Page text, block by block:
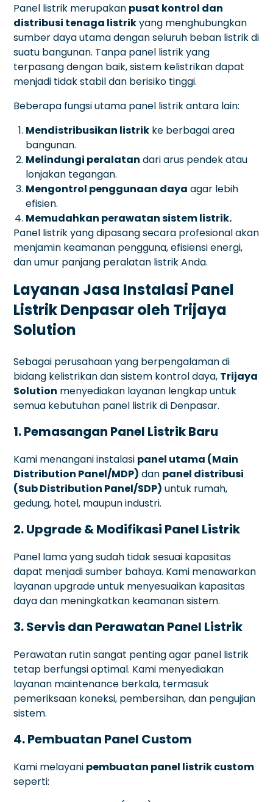
Panel listrik merupakan pusat kontrol dan
distribusi tenaga listrikyang menghubungkan
sumber daya utama dengan seluruh beban listrik di
suatu bangunan. Tanpa panel listrik yang
terpasang dengan baik, sistem kelistrikan dapat
menjadi tidak stabil dan berisiko tinggi.
Beberapa fungsi utama panel listrik antara lain:
Mendistribusikan listrik ke berbagai area
bangunan.
Melindungi peralatan dari arus pendek atau
lonjakan tegangan.
Mengontrol penggunaan daya agar lebih
efisien.
Memudahkan perawatan sistem listrik.
Panel listrik yang dipasang secara profesional akan
menjamin keamanan pengguna, efisiensi energi,
dan umur panjang peralatan listrik Anda.
Layanan Jasa Instalasi Panel
Listrik Denpasar oleh Trijaya
Solution
Sebagai perusahaan yang berpengalaman di
bidang kelistrikan dan sistem kontrol daya, Trijaya
Solution menyediakan layanan lengkap untuk
semua kebutuhan panel listrik di Denpasar.
1. Pemasangan Panel Listrik Baru
Kami menangani instalasi panel utama (Main
Distribution Panel/MDP) dan panel distribusi
(Sub Distribution Panel/SDP) untuk rumah,
gedung, hotel, maupun industri.
2. Upgrade & Modifikasi Panel Listrik
Panel lama yang sudah tidak sesuai kapasitas
dapat menjadi sumber bahaya. Kami menawarkan
layanan upgrade untuk menyesuaikan kapasitas
daya dan meningkatkan keamanan sistem.
3. Servis dan Perawatan Panel Listrik
Perawatan rutin sangat penting agar panel listrik
tetap berfungsi optimal. Kami menyediakan
layanan maintenance berkala, termasuk
pemeriksaan koneksi, pembersihan, dan pengujian
sistem.
4. Pembuatan Panel Custom
Kami melayani pembuatan panel listrik custom
seperti: